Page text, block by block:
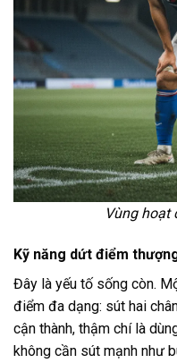
Vùng hoạt
Kỹ năng dứt điểm
Đây là yếu tố sống còn.
điểm đa dạng: sút hai
cận thành, thậm chí là
không cần sút mạnh như